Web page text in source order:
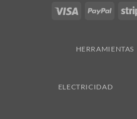
Visa PayPal
HERRAMIENTAS
ELECTRICIDAD